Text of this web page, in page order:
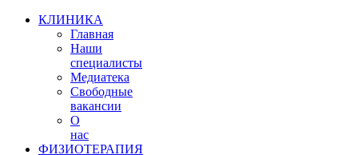
КЛИНИКА
Главная
Наши
специалисты
Медиатека
Свободные
вакансии
О
нас
ФИЗИОТЕРАПИЯ